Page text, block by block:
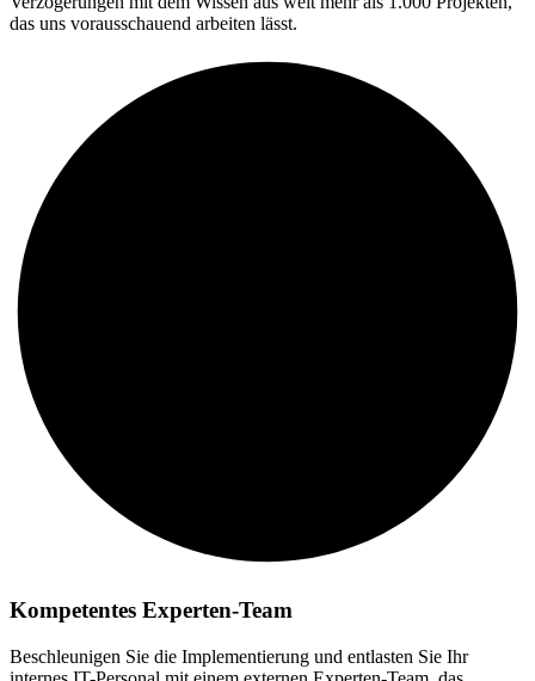
das uns vorausschauend arbeiten lässt.
Kompetentes Experten-Team
Beschleunigen Sie die Implementierung und entlasten Sie Ihr